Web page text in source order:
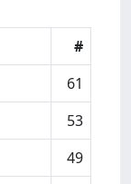
#
61
53
49